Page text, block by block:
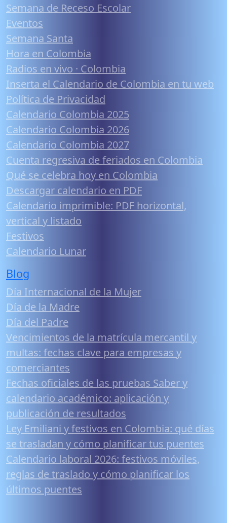
Semana de Receso Escolar
Eventos
Semana Santa
Hora en Colombia
Radios en vivo · Colombia
Inserta el Calendario de Colombia en tu web
Política de Privacidad
Calendario Colombia 2025
Calendario Colombia 2026
Calendario Colombia 2027
Cuenta regresiva de feriados en Colombia
Qué se celebra hoy en Colombia
Descargar calendario en PDF
Calendario imprimible: PDF horizontal,
vertical y listado
Festivos
Calendario Lunar
Blog
Día Internacional de la Mujer
Día de la Madre
Día del Padre
Vencimientos de la matrícula mercantil y
multas: fechas clave para empresas y
comerciantes
Fechas oficiales de las pruebas Saber y
calendario académico: aplicación y
publicación de resultados
Ley Emiliani y festivos en Colombia: qué días
se trasladan y cómo planificar tus puentes
Calendario laboral 2026: festivos móviles,
reglas de traslado y cómo planificar los
últimos puentes